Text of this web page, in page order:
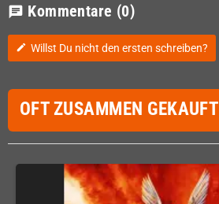
chat Kommentare (0)
edit Willst Du nicht den ersten schreiben?
OFT ZUSAMMEN GEKAUFT